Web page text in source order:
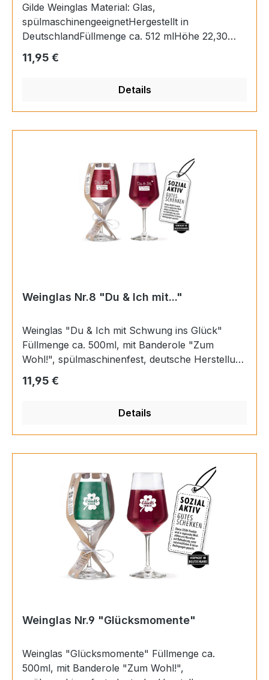
Gilde Weinglas Material: Glas,
spülmaschinengeeignetHergestellt in
DeutschlandFüllmenge ca. 512 mlHöhe 22,30
Regulärer Preis:
11,95 €
Details
Weinglas Nr.8 "Du & Ich mit..."
Weinglas "Du & Ich mit Schwung ins Glück"
Füllmenge ca. 500ml, mit Banderole "Zum
Wohl!", spülmaschinenfest, deutsche Herstellung
ca. 500 ml Material Glas Höhe 22,3 cm
Regulärer Preis:
11,95 €
Details
Weinglas Nr.9 "Glücksmomente"
Weinglas "Glücksmomente" Füllmenge ca.
500ml, mit Banderole "Zum Wohl!",